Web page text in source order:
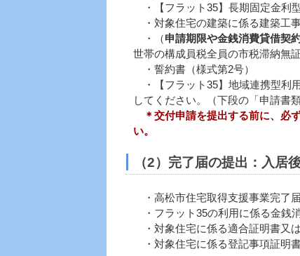
・【フラット35】長期固定金利
・対象住宅の建築に係る建築工
・（申請期限や金銭消費貸借契
世帯の構成員税全員の市税滞納無
・誓約書（様式第2号）
・【フラット35】地域連携型利
してください。（下段の「申請書
＊交付申請を提出する前に、必
い。
（2） 完了届の提出 ：入居
・高松市住宅取得支援事業完了届
・フラット35の利用に係る金銭
・対象住宅に係る適合証明書又
・対象住宅に係る登記事項証明書